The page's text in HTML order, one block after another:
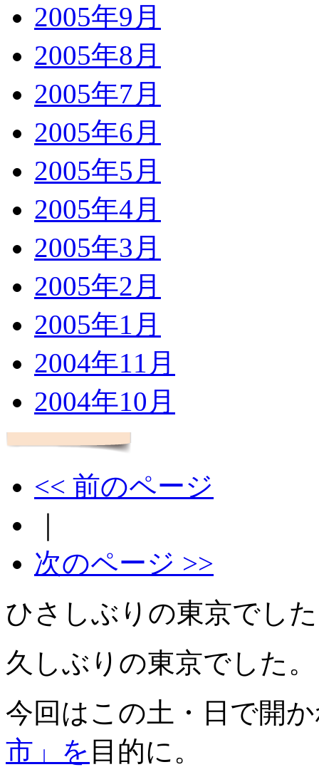
2005年9月
2005年8月
2005年7月
2005年6月
2005年5月
2005年4月
2005年3月
2005年2月
2005年1月
2004年11月
2004年10月
<< 前のページ
次のページ >>
ひさしぶりの東京でし
久しぶりの東京でした。
今回はこの土・日で開
市」を 目的に。